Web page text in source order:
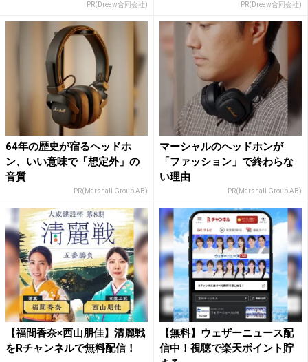
PR(Dreaw合同会社) PR(Dreaw合同会社)
64年の歴史が宿るヘッドホ
ン、いい意味で「想定外」の
音質
PR(Marshall Group AB)
マーシャルのヘッドホンが
「ファッション」で終わらな
い理由
PR(Marshall Group AB)
【福間香奈×西山朋佳】清麗戦
をRチャンネルで無料配信！
【無料】ウェザーニュース配
信中！視聴で楽天ポイント貯